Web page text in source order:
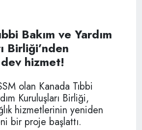
Bakım ve Yardım
Birliği’nden
hizmet!
olan Kanada Tıbbi
Kuruluşları Birliği,
hizmetlerinin yeniden
bir proje başlattı.